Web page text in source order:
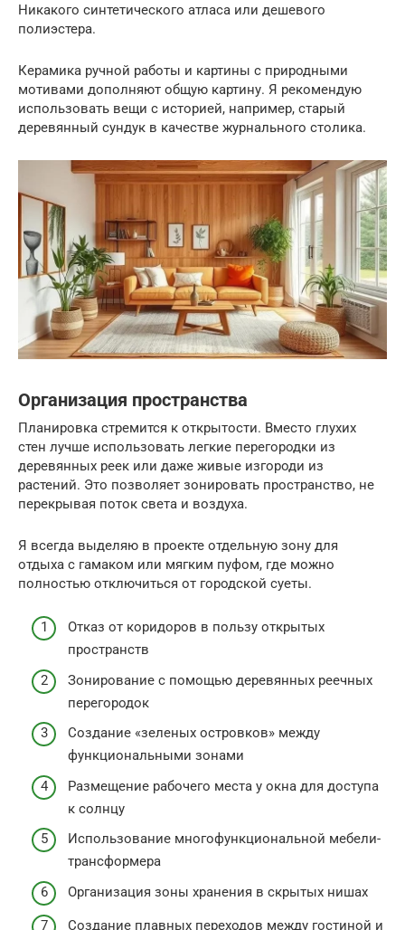
Никакого синтетического атласа или дешевого
полиэстера.
Керамика ручной работы и картины с природными
мотивами дополняют общую картину. Я рекомендую
использовать вещи с историей, например, старый
деревянный сундук в качестве журнального столика.
Организация пространства
Планировка стремится к открытости. Вместо глухих
стен лучше использовать легкие перегородки из
деревянных реек или даже живые изгороди из
растений. Это позволяет зонировать пространство, не
перекрывая поток света и воздуха.
Я всегда выделяю в проекте отдельную зону для
отдыха с гамаком или мягким пуфом, где можно
полностью отключиться от городской суеты.
Отказ от коридоров в пользу открытых
пространств
Зонирование с помощью деревянных реечных
перегородок
Создание «зеленых островков» между
функциональными зонами
Размещение рабочего места у окна для доступа
к солнцу
Использование многофункциональной мебели-
трансформера
Организация зоны хранения в скрытых нишах
Создание плавных переходов между гостиной и